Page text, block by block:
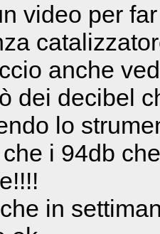
video per
anche
dei decibel
lo
i 94db
in